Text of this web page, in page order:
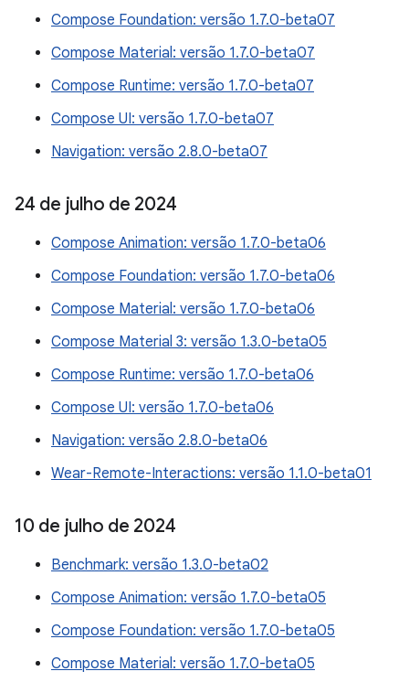
Compose Foundation: versão 1.7.0-beta07
Compose Material: versão 1.7.0-beta07
Compose Runtime: versão 1.7.0-beta07
Compose UI: versão 1.7.0-beta07
Navigation: versão 2.8.0-beta07
24 de julho de 2024
Compose Animation: versão 1.7.0-beta06
Compose Foundation: versão 1.7.0-beta06
Compose Material: versão 1.7.0-beta06
Compose Material 3: versão 1.3.0-beta05
Compose Runtime: versão 1.7.0-beta06
Compose UI: versão 1.7.0-beta06
Navigation: versão 2.8.0-beta06
Wear-Remote-Interactions: versão 1.1.0-beta01
10 de julho de 2024
Benchmark: versão 1.3.0-beta02
Compose Animation: versão 1.7.0-beta05
Compose Foundation: versão 1.7.0-beta05
Compose Material: versão 1.7.0-beta05